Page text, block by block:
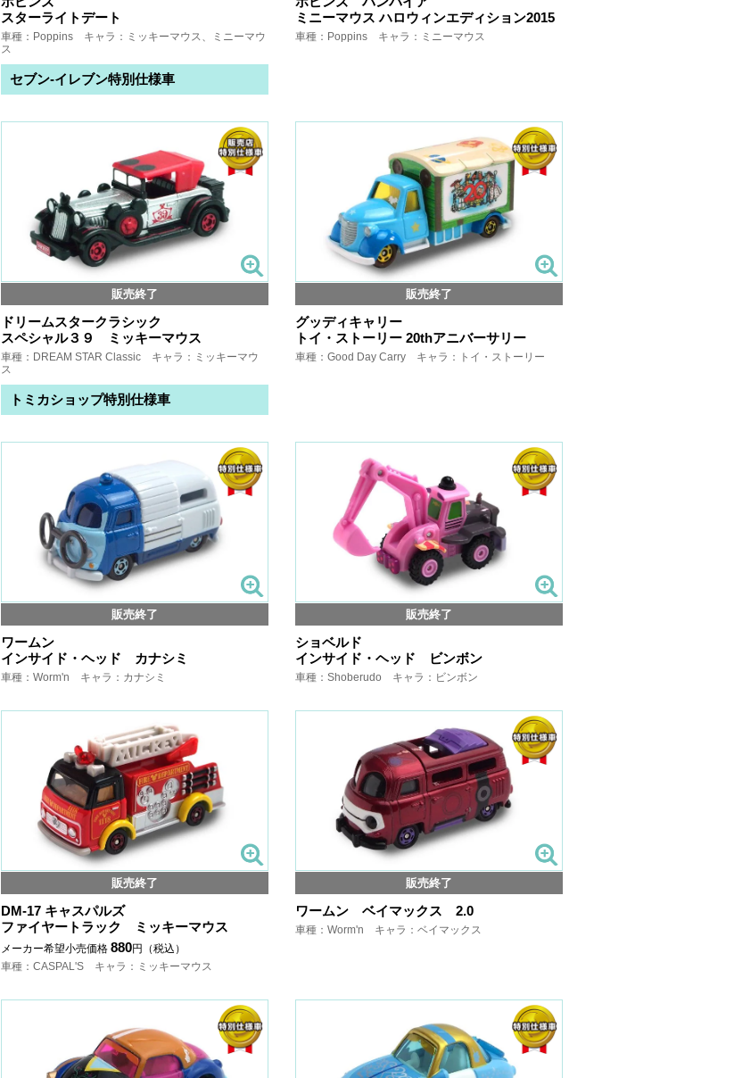
スターライトデート
車種：Poppins キャラ：ミッキーマウス、ミニーマウ
ス
セブン-イレブン特別仕様車
ミニーマウス ハロウィンエディション2015
車種：Poppins キャラ：ミニーマウス
販売終了
ドリームスタークラシック
スペシャル３９ ミッキーマウス
車種：DREAM STAR Classic キャラ：ミッキーマウ
ス
トミカショップ特別仕様車
販売終了
グッディキャリー
トイ・ストーリー 20thアニバーサリー
車種：Good Day Carry キャラ：トイ・ストーリー
販売終了
ワームン
インサイド・ヘッド カナシミ
車種：Worm'n キャラ：カナシミ
販売終了
ショベルド
インサイド・ヘッド ビンボン
車種：Shoberudo キャラ：ビンボン
販売終了
DM-17 キャスパルズ
ファイヤートラック ミッキーマウス
メーカー希望小売価格 880円（税込）
車種：CASPAL'S キャラ：ミッキーマウス
販売終了
ワームン ベイマックス 2.0
車種：Worm'n キャラ：ベイマックス